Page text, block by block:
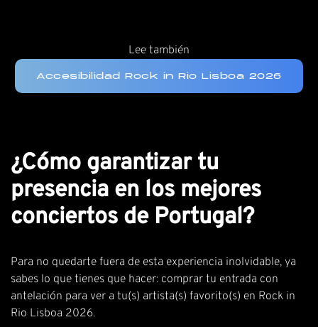
Lee también
Accesibilidad Rock in Rio Lisboa 2026
¿Cómo garantizar tu
presencia en los mejores
conciertos de Portugal?
Para no quedarte fuera de esta experiencia inolvidable, ya
sabes lo que tienes que hacer: comprar tu entrada con
antelación para ver a tu(s) artista(s) favorito(s) en Rock in
Rio Lisboa 2026.